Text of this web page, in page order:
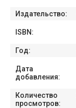
Издательство:
ISBN:
Год:
Дата
добавления:
Количество
просмотров: